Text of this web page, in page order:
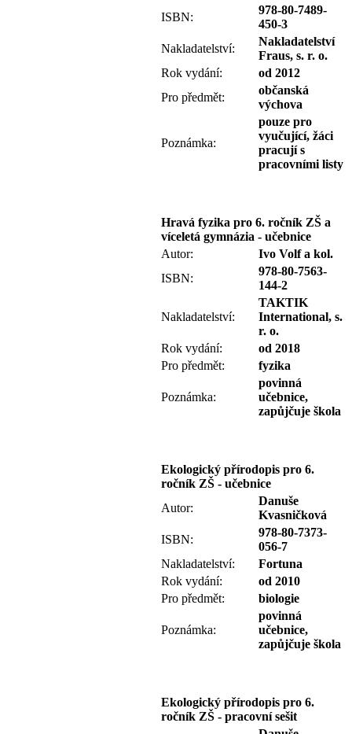
ISBN:
978-80-7489-
450-3
Nakladatelství:
Nakladatelství
Fraus, s. r. o.
Rok vydání:
od 2012
Pro předmět:
občanská
výchova
Poznámka:
pouze pro
vyučující, žáci
pracují s
pracovními listy
Hravá fyzika pro 6. ročník ZŠ a
víceletá gymnázia - učebnice
Autor:
Ivo Volf a kol.
ISBN:
978-80-7563-
144-2
Nakladatelství:
TAKTIK
International, s.
r. o.
Rok vydání:
od 2018
Pro předmět:
fyzika
Poznámka:
povinná
učebnice,
zapůjčuje škola
Ekologický přírodopis pro 6.
ročník ZŠ - učebnice
Autor:
Danuše
Kvasničková
ISBN:
978-80-7373-
056-7
Nakladatelství:
Fortuna
Rok vydání:
od 2010
Pro předmět:
biologie
Poznámka:
povinná
učebnice,
zapůjčuje škola
Ekologický přírodopis pro 6.
ročník ZŠ - pracovní sešit